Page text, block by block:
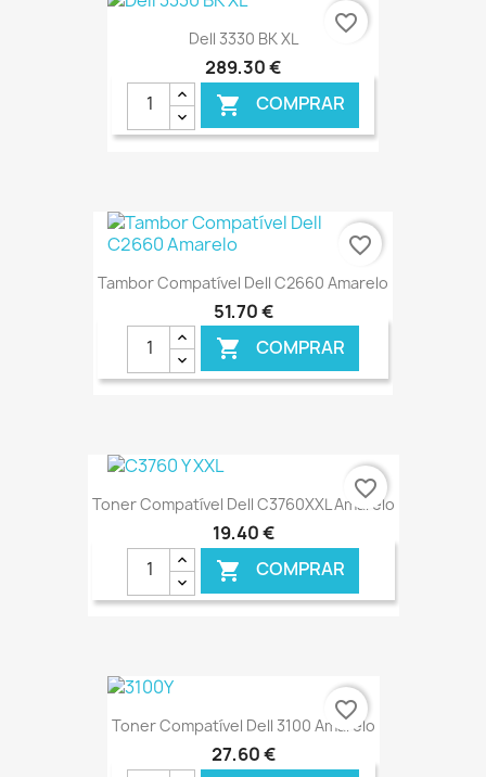
€ ONLINE
Dell 3330 BK XL
289,30 €
 COMPRAR
€ ONLINE
favorite_border
Tambor Compatível Dell C2660 Amarelo
51,70 €
 COMPRAR
favorite_border
Toner Compatível Dell C3760XXL Amarelo
19,40 €
 COMPRAR
€ ONLINE
favorite_border
Toner Compatível Dell 3100 Amarelo
27,60 €
favorite_border